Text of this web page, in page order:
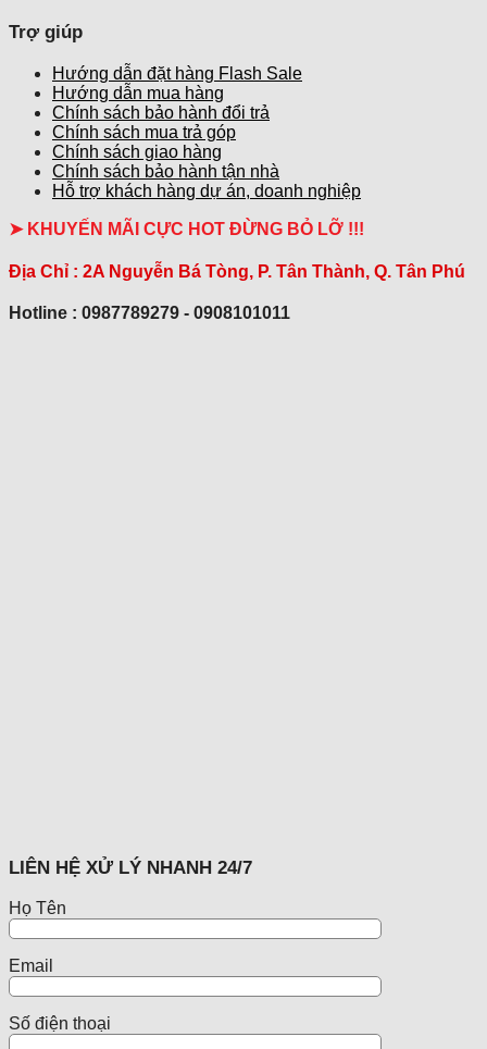
Trợ giúp
Hướng dẫn đặt hàng Flash Sale
Hướng dẫn mua hàng
Chính sách bảo hành đổi trả
Chính sách mua trả góp
Chính sách giao hàng
Chính sách bảo hành tận nhà
Hỗ trợ khách hàng dự án, doanh nghiệp
➤ KHUYẾN MÃI CỰC HOT ĐỪNG BỎ LỠ !!!
Địa Chỉ : 2A Nguyễn Bá Tòng, P. Tân Thành, Q. Tân Phú
Hotline : 0987789279 - 0908101011
LIÊN HỆ XỬ LÝ NHANH 24/7
Họ Tên
Email
Số điện thoại